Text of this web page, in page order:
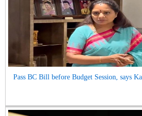
Pass BC Bill before Budget Session, says